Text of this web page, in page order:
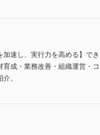
加速し、実行力を高める】
育成・業務改善・組織運営・
。